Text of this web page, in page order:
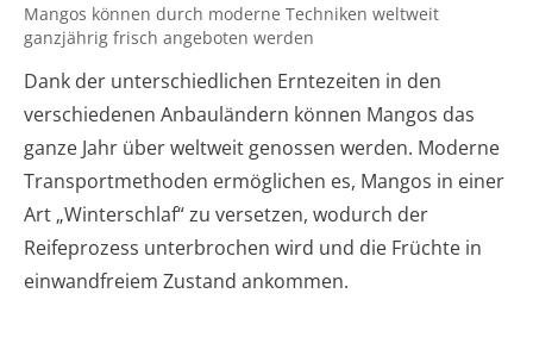
Mangos können durch moderne Techniken weltweit
ganzjährig frisch angeboten werden
Dank der unterschiedlichen Erntezeiten in den
verschiedenen Anbauländern können Mangos das
ganze Jahr über weltweit genossen werden. Moderne
Transportmethoden ermöglichen es, Mangos in einer
Art „Winterschlaf“ zu versetzen, wodurch der
Reifeprozess unterbrochen wird und die Früchte in
einwandfreiem Zustand ankommen.